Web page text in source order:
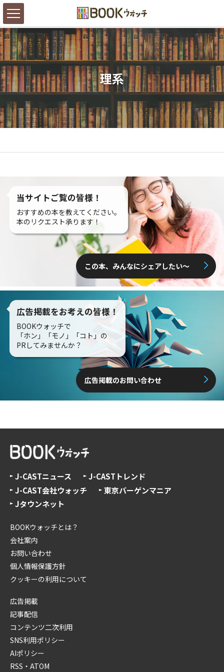
理系
当サイトご覧の皆様！
おすすめの本を教えてください。
本のリクエスト承ります！
この本、みんなにシェアしたい〜
広告掲載をお考えの皆様！
BOOKウォッチで
「ホン」「モノ」「コト」の
PRしてみませんか？
広告掲載のお問い合わせ
J-CASTニュース
J-CASTトレンド
J-CAST会社ウォッチ
東京バーゲンマニア
Jタウンネット
BOOKウォッチとは？
会社案内
お問い合わせ
個人情報保護方針
クッキーの利用について
広告掲載
記事配信
コンテンツ二次利用
SNS利用ポリシー
AIポリシー
RSS・ATOM